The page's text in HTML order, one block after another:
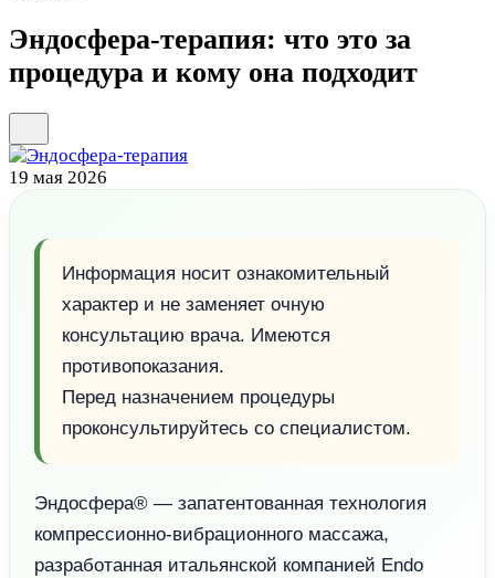
Эндосфера-терапия: что это за
процедура и кому она подходит
19 мая 2026
Информация носит ознакомительный
характер и не заменяет очную
консультацию врача. Имеются
противопоказания.
Перед назначением процедуры
проконсультируйтесь со специалистом.
Эндосфера® — запатентованная технология
компрессионно-вибрационного массажа,
разработанная итальянской компанией Endo